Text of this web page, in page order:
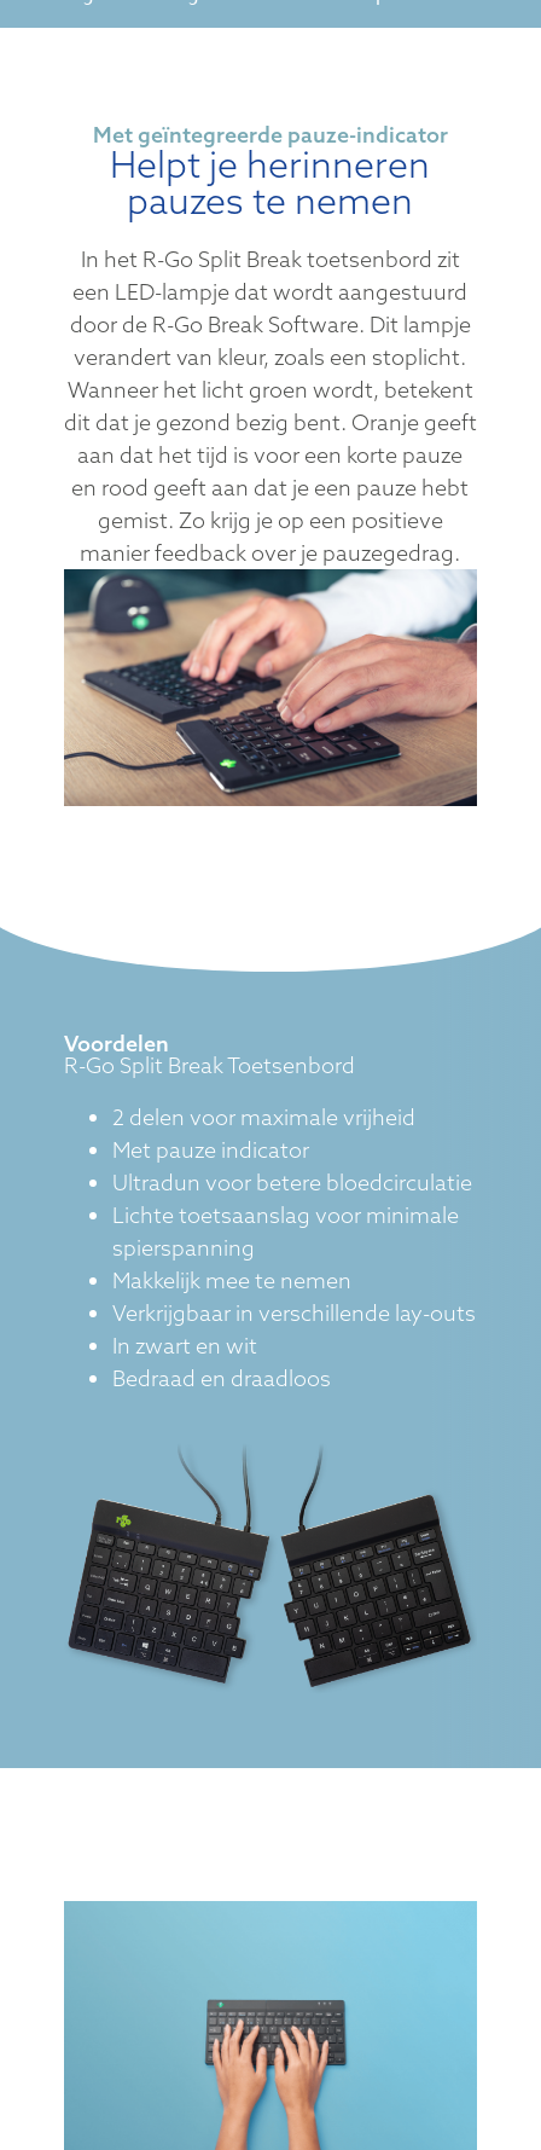
Met geïntegreerde pauze-indicator
Helpt je herinneren
pauzes te nemen
In het R-Go Split Break toetsenbord zit
een LED-lampje dat wordt aangestuurd
door de R-Go Break Software. Dit lampje
verandert van kleur, zoals een stoplicht.
Wanneer het licht groen wordt, betekent
dit dat je gezond bezig bent. Oranje geeft
aan dat het tijd is voor een korte pauze
en rood geeft aan dat je een pauze hebt
gemist. Zo krijg je op een positieve
manier feedback over je pauzegedrag.
Voordelen
R-Go Split Break Toetsenbord
2 delen voor maximale vrijheid
Met pauze indicator
Ultradun voor betere bloedcirculatie
Lichte toetsaanslag voor minimale
spierspanning
Makkelijk mee te nemen
Verkrijgbaar in verschillende lay-outs
In zwart en wit
Bedraad en draadloos